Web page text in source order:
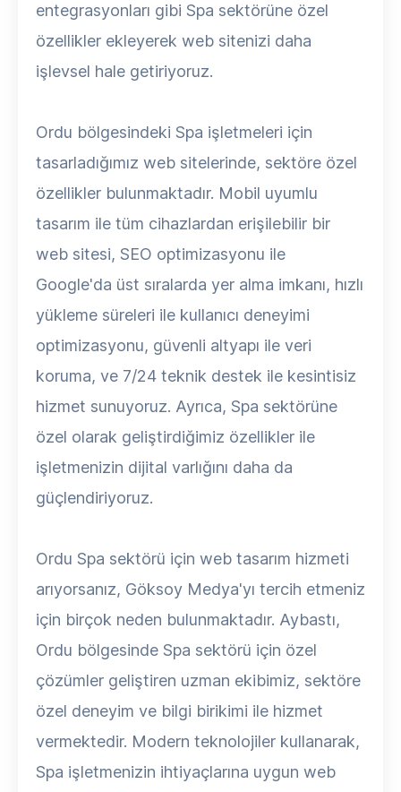
entegrasyonları gibi Spa sektörüne özel
özellikler ekleyerek web sitenizi daha
işlevsel hale getiriyoruz.
Ordu bölgesindeki Spa işletmeleri için
tasarladığımız web sitelerinde, sektöre özel
özellikler bulunmaktadır. Mobil uyumlu
tasarım ile tüm cihazlardan erişilebilir bir
web sitesi, SEO optimizasyonu ile
Google'da üst sıralarda yer alma imkanı, hızlı
yükleme süreleri ile kullanıcı deneyimi
optimizasyonu, güvenli altyapı ile veri
koruma, ve 7/24 teknik destek ile kesintisiz
hizmet sunuyoruz. Ayrıca, Spa sektörüne
özel olarak geliştirdiğimiz özellikler ile
işletmenizin dijital varlığını daha da
güçlendiriyoruz.
Ordu Spa sektörü için web tasarım hizmeti
arıyorsanız, Göksoy Medya'yı tercih etmeniz
için birçok neden bulunmaktadır. Aybastı,
Ordu bölgesinde Spa sektörü için özel
çözümler geliştiren uzman ekibimiz, sektöre
özel deneyim ve bilgi birikimi ile hizmet
vermektedir. Modern teknolojiler kullanarak,
Spa işletmenizin ihtiyaçlarına uygun web